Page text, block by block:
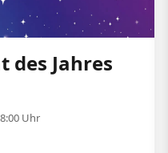
des Jahres
Uhr